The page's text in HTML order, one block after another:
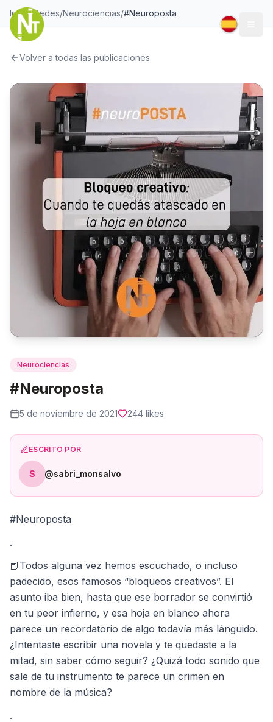
Inicio/Redes/Neurociencias/#Neuroposta
Volver a todas las publicaciones
Neurociencias
#Neuroposta
5 de noviembre de 2021 244 likes
ESCRITO POR
S @sabri_monsalvo
#Neuroposta
.
📕Todos alguna vez hemos escuchado, o incluso
padecido, esos famosos “bloqueos creativos”. El
asunto iba bien, hasta que ese borrador se convirtió
en tu peor infierno, y esa hoja en blanco ahora
parece un recordatorio de algo todavía más lánguido.
¿Intentaste escribir una novela y te quedaste a la
mitad, sin saber cómo seguir? ¿Quizá todo sonido que
sale de tu instrumento te parece un crimen en
nombre de la música?
.